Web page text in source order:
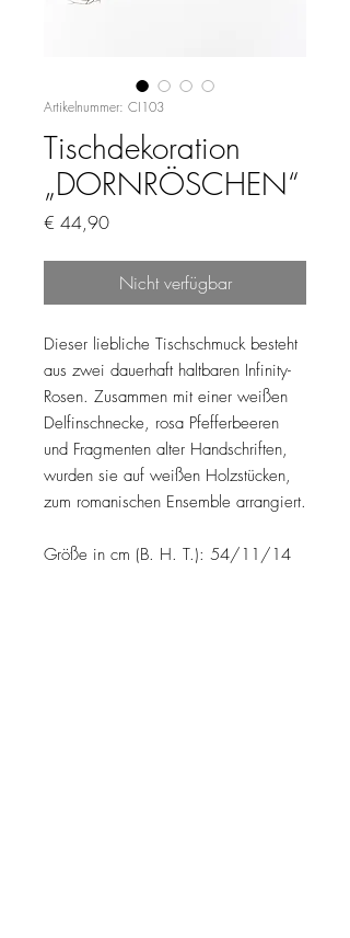
Artikelnummer: CI103
Tischdekoration
„DORNRÖSCHEN“
€ 44,90Preis
Nicht verfügbar
Dieser liebliche Tischschmuck besteht
aus zwei dauerhaft haltbaren Infinity-
Rosen. Zusammen mit einer weißen
Delfinschnecke, rosa Pfefferbeeren
und Fragmenten alter Handschriften,
wurden sie auf weißen Holzstücken,
zum romanischen Ensemble arrangiert.
Größe in cm (B. H. T.): 54/11/14